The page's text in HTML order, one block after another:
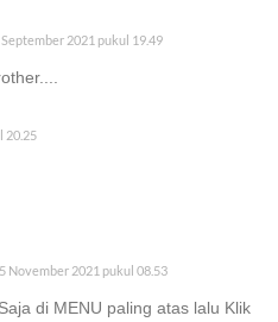
2021 pukul 19.49
20.25
November 2021 pukul 08.53
di MENU paling atas lalu Klik